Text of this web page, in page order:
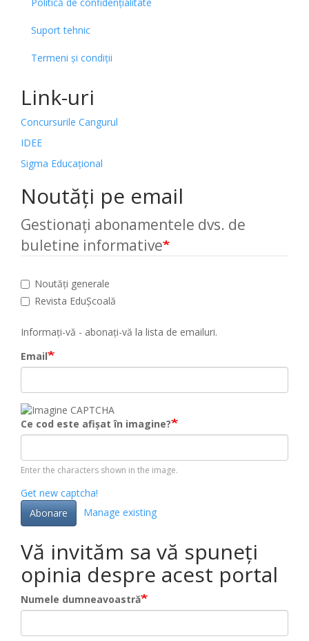
Suport tehnic
Termeni și condiții
Link-uri
Concursurile Cangurul
IDEE
Sigma Educațional
Noutăți pe email
Gestionați abonamentele dvs. de
buletine informative
Noutăți generale
Revista EduȘcoală
Informați-vă - abonați-vă la lista de emailuri.
Email
Ce cod este afișat în imagine?
Enter the characters shown in the image.
Get new captcha!
Abonare
Manage existing
Vă invităm sa vă spuneți
opinia despre acest portal
Numele dumneavoastră